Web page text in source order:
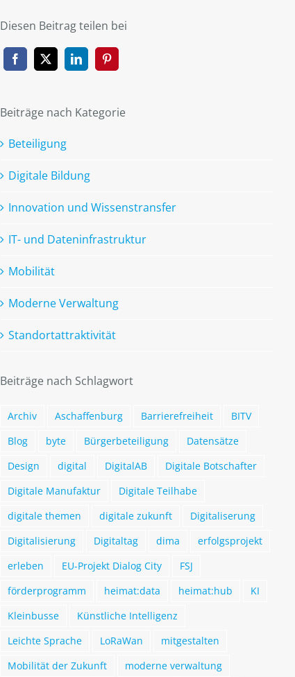
Diesen Beitrag teilen bei
Beiträge nach Kategorie
Beteiligung
Digitale Bildung
Innovation und Wissenstransfer
IT- und Dateninfrastruktur
Mobilität
Moderne Verwaltung
Standortattraktivität
Beiträge nach Schlagwort
Archiv Aschaffenburg Barrierefreiheit
BITV
Blog
byte Bürgerbeteiligung
Datensätze
Design
digital DigitalAB
Digitale Botschafter
Digitale Manufaktur
Digitale Teilhabe
digitale themen
digitale zukunft
Digitaliserung
Digitalisierung
Digitaltag dima
erfolgsprojekt
erleben
EU-Projekt Dialog City
FSJ
förderprogramm
heimat:data heimat:hub
KI
Kleinbusse
Künstliche Intelligenz
Leichte Sprache
LoRaWan
mitgestalten
Mobilität der Zukunft
moderne verwaltung